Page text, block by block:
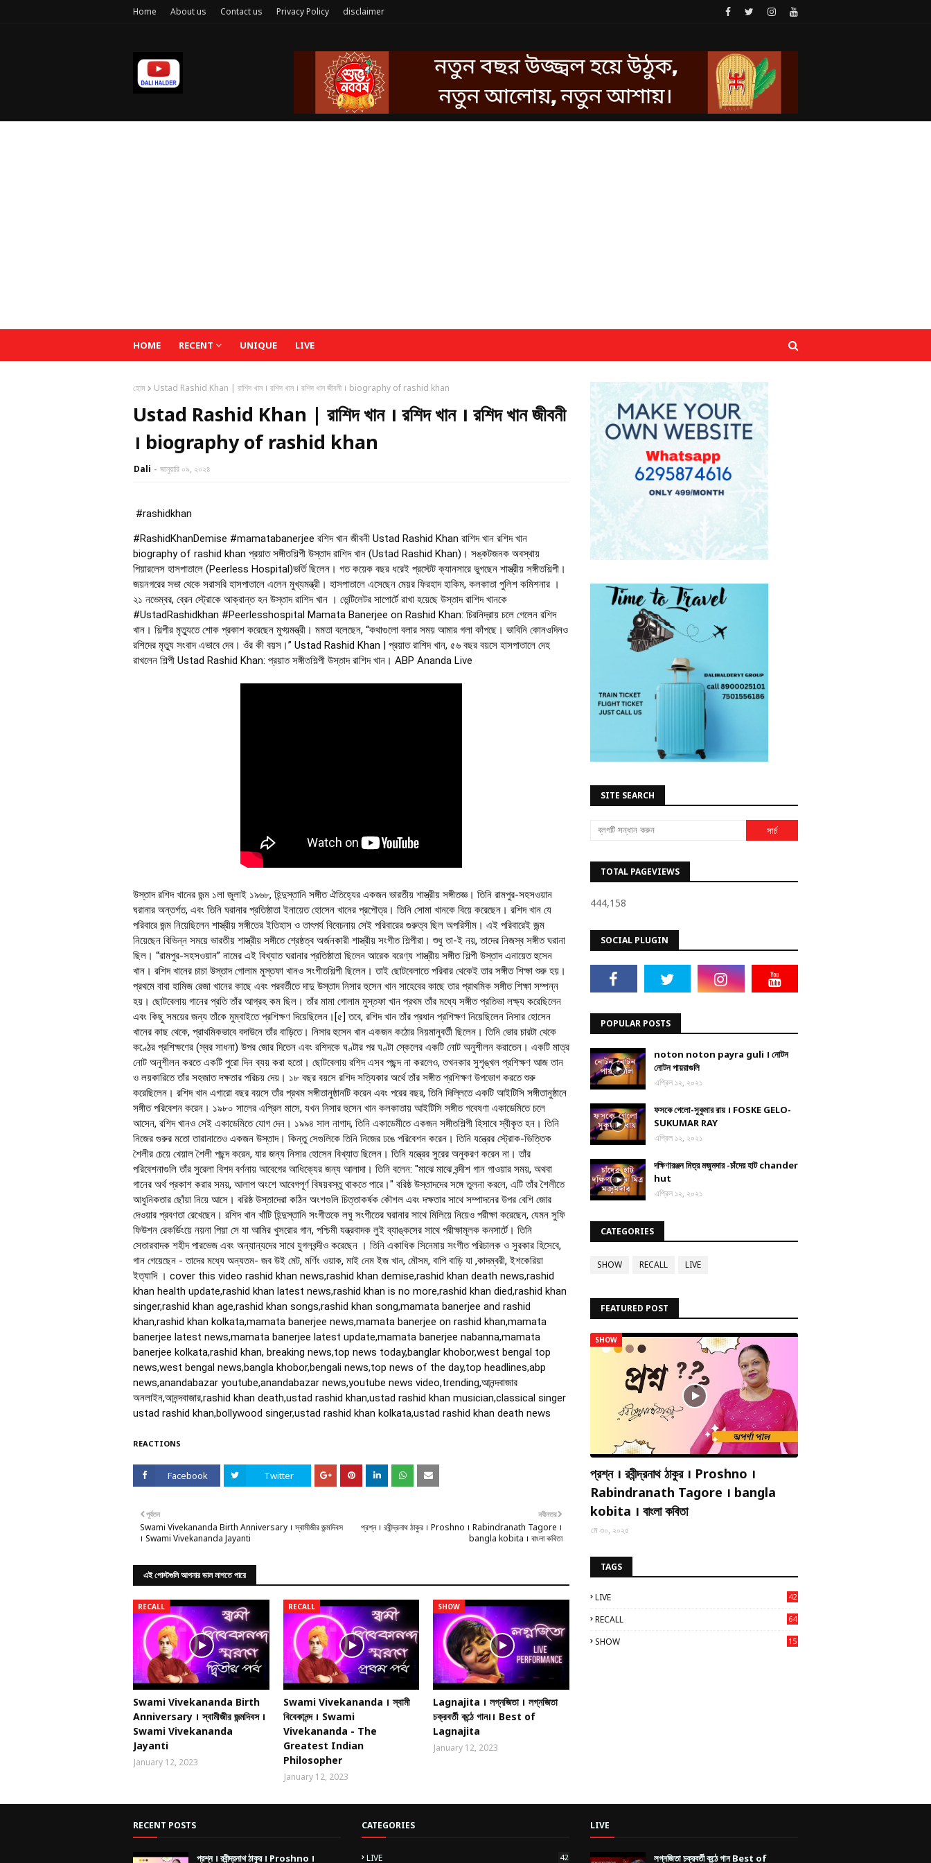
Home About us Contact us Privacy Policy disclaimer
HOME RECENT UNIQUE LIVE
হোম Ustad Rashid Khan | রাশিদ খান । রশিদ খান । রশিদ খান জীবনী । biography of rashid khan
Ustad Rashid Khan | রাশিদ খান । রশিদ খান । রশিদ খান জীবনী
। biography of rashid khan
Dali জানুয়ারি ০৯, ২০২৪
#rashidkhan
#RashidKhanDemise #mamatabanerjee রশিদ খান জীবনী Ustad Rashid Khan রাশিদ খান রশিদ খান
biography of rashid khan প্রয়াত সঙ্গীতশিল্পী উস্তাদ রাশিদ খান (Ustad Rashid Khan)। সঙ্কটজনক অবস্থায়
পিয়ারলেস হাসপাতালে (Peerless Hospital)ভর্তি ছিলেন। গত কয়েক বছর ধরেই প্রস্টেট ক্যানসারে ভুগছেন শাস্ত্রীয় সঙ্গীতশিল্পী।
জয়নগরের সভা থেকে সরাসরি হাসপাতালে এলেন মুখ্যমন্ত্রী। হাসপাতালে এসেছেন মেয়র ফিরহাদ হাকিম, কলকাতা পুলিশ কমিশনার ।
২১ নভেম্বর, ব্রেন স্ট্রোকে আক্রান্ত হন উস্তাদ রাশিদ খান । ভেন্টিলেটর সাপোর্টে রাখা হয়েছে উস্তাদ রাশিদ খানকে
#UstadRashidkhan #Peerlesshospital Mamata Banerjee on Rashid Khan: চিরনিদ্রায় চলে গেলেন রশিদ
খান। শিল্পীর মৃত্যুতে শোক প্রকাশ করেছেন মুখ্য়মন্ত্রী। মমতা বলেছেন, “কথাগুলো বলার সময় আমার গলা কাঁপছে। ভাবিনি কোনওদিনও
রশিদের মৃত্যু সংবাদ এভাবে দেব। ওঁর কী বয়স।” Ustad Rashid Khan | প্রয়াত রাশিদ খান, ৫৬ বছর বয়সে হাসপাতালে দেহ
রাখলেন শিল্পী Ustad Rashid Khan: প্রয়াত সঙ্গীতশিল্পী উস্তাদ রাশিদ খান। ABP Ananda Live
উস্তাদ রশিদ খানের জন্ম ১লা জুলাই ১৯৬৮, হিন্দুস্তানি সঙ্গীত ঐতিহ্যের একজন ভারতীয় শাস্ত্রীয় সঙ্গীতজ্ঞ। তিনি রামপুর-সহসওয়ান
ঘরানার অন্তর্গত, এবং তিনি ঘরানার প্রতিষ্ঠাতা ইনায়েত হোসেন খানের প্রপৌত্র। তিনি সোমা খানকে বিয়ে করেছেন। রশিদ খান যে
পরিবারে জন্ম নিয়েছিলেন শাস্ত্রীয় সঙ্গীতের ইতিহাস ও তাৎপর্য বিবেচনায় সেই পরিবারের গুরুত্ব ছিল অপরিসীম। এই পরিবারেই জন্ম
নিয়েছেন বিভিন্ন সময়ে ভারতীয় শাস্ত্রীয় সঙ্গীতে শ্রেষ্ঠত্ব অর্জনকারী শাস্ত্রীয় সংগীত শিল্পীরা। শুধু তা-ই নয়, তাদের নিজস্ব সঙ্গীত ঘরানা
ছিল। “রামপুর-সহসওয়ান” নামের এই বিখ্যাত ঘরানার প্রতিষ্ঠাতা ছিলেন আরেক বরেণ্য শাস্ত্রীয় সঙ্গীত শিল্পী উস্তাদ এনায়েত হুসেন
খান। রশিদ খানের চাচা উস্তাদ গোলাম মুস্তফা খানও সংগীতশিল্পী ছিলেন। তাই ছোটবেলাতে পরিবার থেকেই তার সঙ্গীত শিক্ষা শুরু হয়।
প্রথমে বাবা হামিজ রেজা খানের কাছে এবং পরবর্তীতে দাদু উস্তাদ নিসার হুসেন খান সাহেবের কাছে তার প্রাথমিক সঙ্গীত শিক্ষা সম্পন্ন
হয়। ছোটবেলায় গানের প্রতি তাঁর আগ্রহ কম ছিল। তাঁর মামা গোলাম মুস্তফা খান প্রথম তাঁর মধ্যে সঙ্গীত প্রতিভা লক্ষ্য করেছিলেন
এবং কিছু সময়ের জন্য তাঁকে মুম্বাইতে প্রশিক্ষণ দিয়েছিলেন।[৫] তবে, রশিদ খান তাঁর প্রধান প্রশিক্ষণ নিয়েছিলেন নিসার হোসেন
খানের কাছ থেকে, প্রাথমিকভাবে বদাউনে তাঁর বাড়িতে। নিসার হুসেন খান একজন কঠোর নিয়মানুবর্তী ছিলেন। তিনি ভোর চারটা থেকে
কণ্ঠের প্রশিক্ষণের (স্বর সাধনা) উপর জোর দিতেন এবং রশিদকে ঘণ্টার পর ঘণ্টা স্কেলের একটি নোট অনুশীলন করাতেন। একটি মাত্র
নোট অনুশীলন করতে একটি পুরো দিন ব্যয় করা হতো। ছোটবেলায় রশিদ এসব পছন্দ না করলেও, তখনকার সুশৃঙ্খল প্রশিক্ষণ আজ তান
ও লয়কারিতে তাঁর সহজাত দক্ষতার পরিচয় দেয়। ১৮ বছর বয়সে রশিদ সত্যিকার অর্থে তাঁর সঙ্গীত প্রশিক্ষণ উপভোগ করতে শুরু
করেছিলেন। রশিদ খান এগারো বছর বয়সে তাঁর প্রথম সঙ্গীতানুষ্ঠানটি করেন এবং পরের বছর, তিনি দিল্লিতে একটি আইটিসি সঙ্গীতানুষ্ঠানে
সঙ্গীত পরিবেশন করেন। ১৯৮০ সালের এপ্রিল মাসে, যখন নিসার হুসেন খান কলকাতায় আইটিসি সঙ্গীত গবেষণা একাডেমিতে চলে
আসেন, রশিদ খানও সেই একাডেমিতে যোগ দেন। ১৯৯৪ সাল নাগাদ, তিনি একাডেমীতে একজন সঙ্গীতশিল্পী হিসাবে স্বীকৃত হন। তিনি
নিজের গুরুর মতো তারানাতেও একজন উস্তাদ। কিন্তু সেগুলিকে তিনি নিজের ঢঙে পরিবেশন করেন। তিনি যন্ত্রের স্ট্রোক-ভিত্তিক
শৈলীর চেয়ে খেয়াল শৈলী পছন্দ করেন, যার জন্য নিসার হোসেন বিখ্যাত ছিলেন। তিনি যন্ত্রের সুরের অনুকরণ করেন না। তাঁর
পরিবেশনাগুলি তাঁর সুরেলা বিশদ বর্ণনায় আবেগের আধিক্যের জন্য আলাদা। তিনি বলেন: "মাঝে মাঝে বন্দীশ গান গাওয়ার সময়, অথবা
গানের অর্থ প্রকাশ করার সময়, আলাপ অংশে আবেগপূর্ণ বিষয়বস্তু থাকতে পারে।" বরিষ্ঠ উস্তাদদের সঙ্গে তুলনা করলে, এটি তাঁর শৈলীতে
আধুনিকতার ছোঁয়া নিয়ে আসে। বরিষ্ঠ উস্তাদেরা কঠিন অংশগুলি চিত্তাকর্ষক কৌশল এবং দক্ষতার সাথে সম্পাদনের উপর বেশি জোর
দেওয়ার প্রবণতা রেখেছেন। রশিদ খান খাঁটি হিন্দুস্তানি সংগীতকে লঘু সংগীতের ঘরানার সাথে মিলিয়ে নিয়েও পরীক্ষা করেছেন, যেমন সুফি
ফিউশন রেকর্ডিংয়ে নয়না পিয়া সে যা আমির খুসরোর গান, পশ্চিমী যন্ত্রবাদক লুই ব্যাঙ্কসের সাথে পরীক্ষামূলক কনসার্টে। তিনি
সেতারবাদক শহীদ পারভেজ এবং অন্যান্যদের সাথে যুগলবন্দীও করেছেন । তিনি একাধিক সিনেমায় সংগীত পরিচালক ও সুরকার হিসেবে,
গান গেয়েছেন - তাদের মধ্যে অন্যতম- জব উই মেট, মর্ণিং ওয়াক, মাই নেম ইজ খান, মৌসম, বাপি বাড়ি যা ,কাদম্বরী, ইশকেরিয়া
ইত্যাদি । cover this video rashid khan news,rashid khan demise,rashid khan death news,rashid
khan health update,rashid khan latest news,rashid khan is no more,rashid khan died,rashid khan
singer,rashid khan age,rashid khan songs,rashid khan song,mamata banerjee and rashid
khan,rashid khan kolkata,mamata banerjee news,mamata banerjee on rashid khan,mamata
banerjee latest news,mamata banerjee latest update,mamata banerjee nabanna,mamata
banerjee kolkata,rashid khan, breaking news,top news today,banglar khobor,west bengal top
news,west bengal news,bangla khobor,bengali news,top news of the day,top headlines,abp
news,anandabazar youtube,anandabazar news,youtube news video,trending,আনন্দবাজার
অনলাইন,আনন্দবাজার,rashid khan death,ustad rashid khan,ustad rashid khan musician,classical singer
ustad rashid khan,bollywood singer,ustad rashid khan kolkata,ustad rashid khan death news
REACTIONS
Facebook Twitter
নবীনতর
প্রশ্ন । রবীন্দ্রনাথ ঠাকুর । Proshno । Rabindranath Tagore ।
bangla kobita । বাংলা কবিতা
পূর্বতন
Swami Vivekananda Birth Anniversary । স্বামীজীর জন্মদিবস
। Swami Vivekananda Jayanti
এই পোস্টগুলি আপনার ভাল লাগতে পারে
RECALL
Swami Vivekananda Birth
Anniversary । স্বামীজীর জন্মদিবস ।
Swami Vivekananda
Jayanti
January 12, 2023
RECALL
Swami Vivekananda । স্বামী
বিবেকানন্দ । Swami
Vivekananda - The
Greatest Indian
Philosopher
January 12, 2023
SHOW
Lagnajita । লগ্নজিতা । লগ্নজিতা
চক্রবর্তী কন্ঠে গান।। Best of
Lagnajita
January 12, 2023
SITE SEARCH
TOTAL PAGEVIEWS
444,158
SOCIAL PLUGIN
POPULAR POSTS
noton noton payra guli । নোটন
নোটন পায়রাগুলি
এপ্রিল ১২, ২০২১
ফসকে গেলো-সুকুমার রায় । FOSKE GELO-
SUKUMAR RAY
এপ্রিল ১২, ২০২১
দক্ষিণারঞ্জন মিত্র মজুমদার -চাঁদের হাট chander
hut
এপ্রিল ১২, ২০২১
CATEGORIES
SHOW RECALL LIVE
FEATURED POST
SHOW
প্রশ্ন । রবীন্দ্রনাথ ঠাকুর । Proshno ।
Rabindranath Tagore । bangla
kobita । বাংলা কবিতা
মে ৩০, ২০২৫
TAGS
LIVE 42
RECALL 64
SHOW
15
RECENT POSTS
প্রশ্ন । রবীন্দ্রনাথ ঠাকুর । Proshno ।
CATEGORIES
LIVE 42
LIVE
লগ্নজিতা চক্রবর্তী কন্ঠে গান Best of